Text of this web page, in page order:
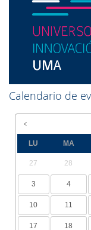
Calendario de
LU MA
27 28
3 4
10 11
17 18